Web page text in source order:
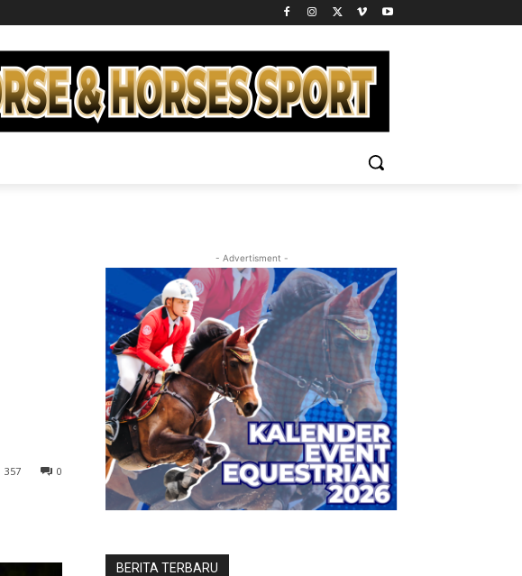
0
357
- Advertisment -
BERITA TERBARU